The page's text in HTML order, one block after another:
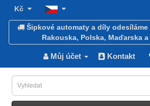
Kč
Šipkové automaty a díly odesíláme
Rakouska, Polska, Maďarska
Můj účet Kontakt